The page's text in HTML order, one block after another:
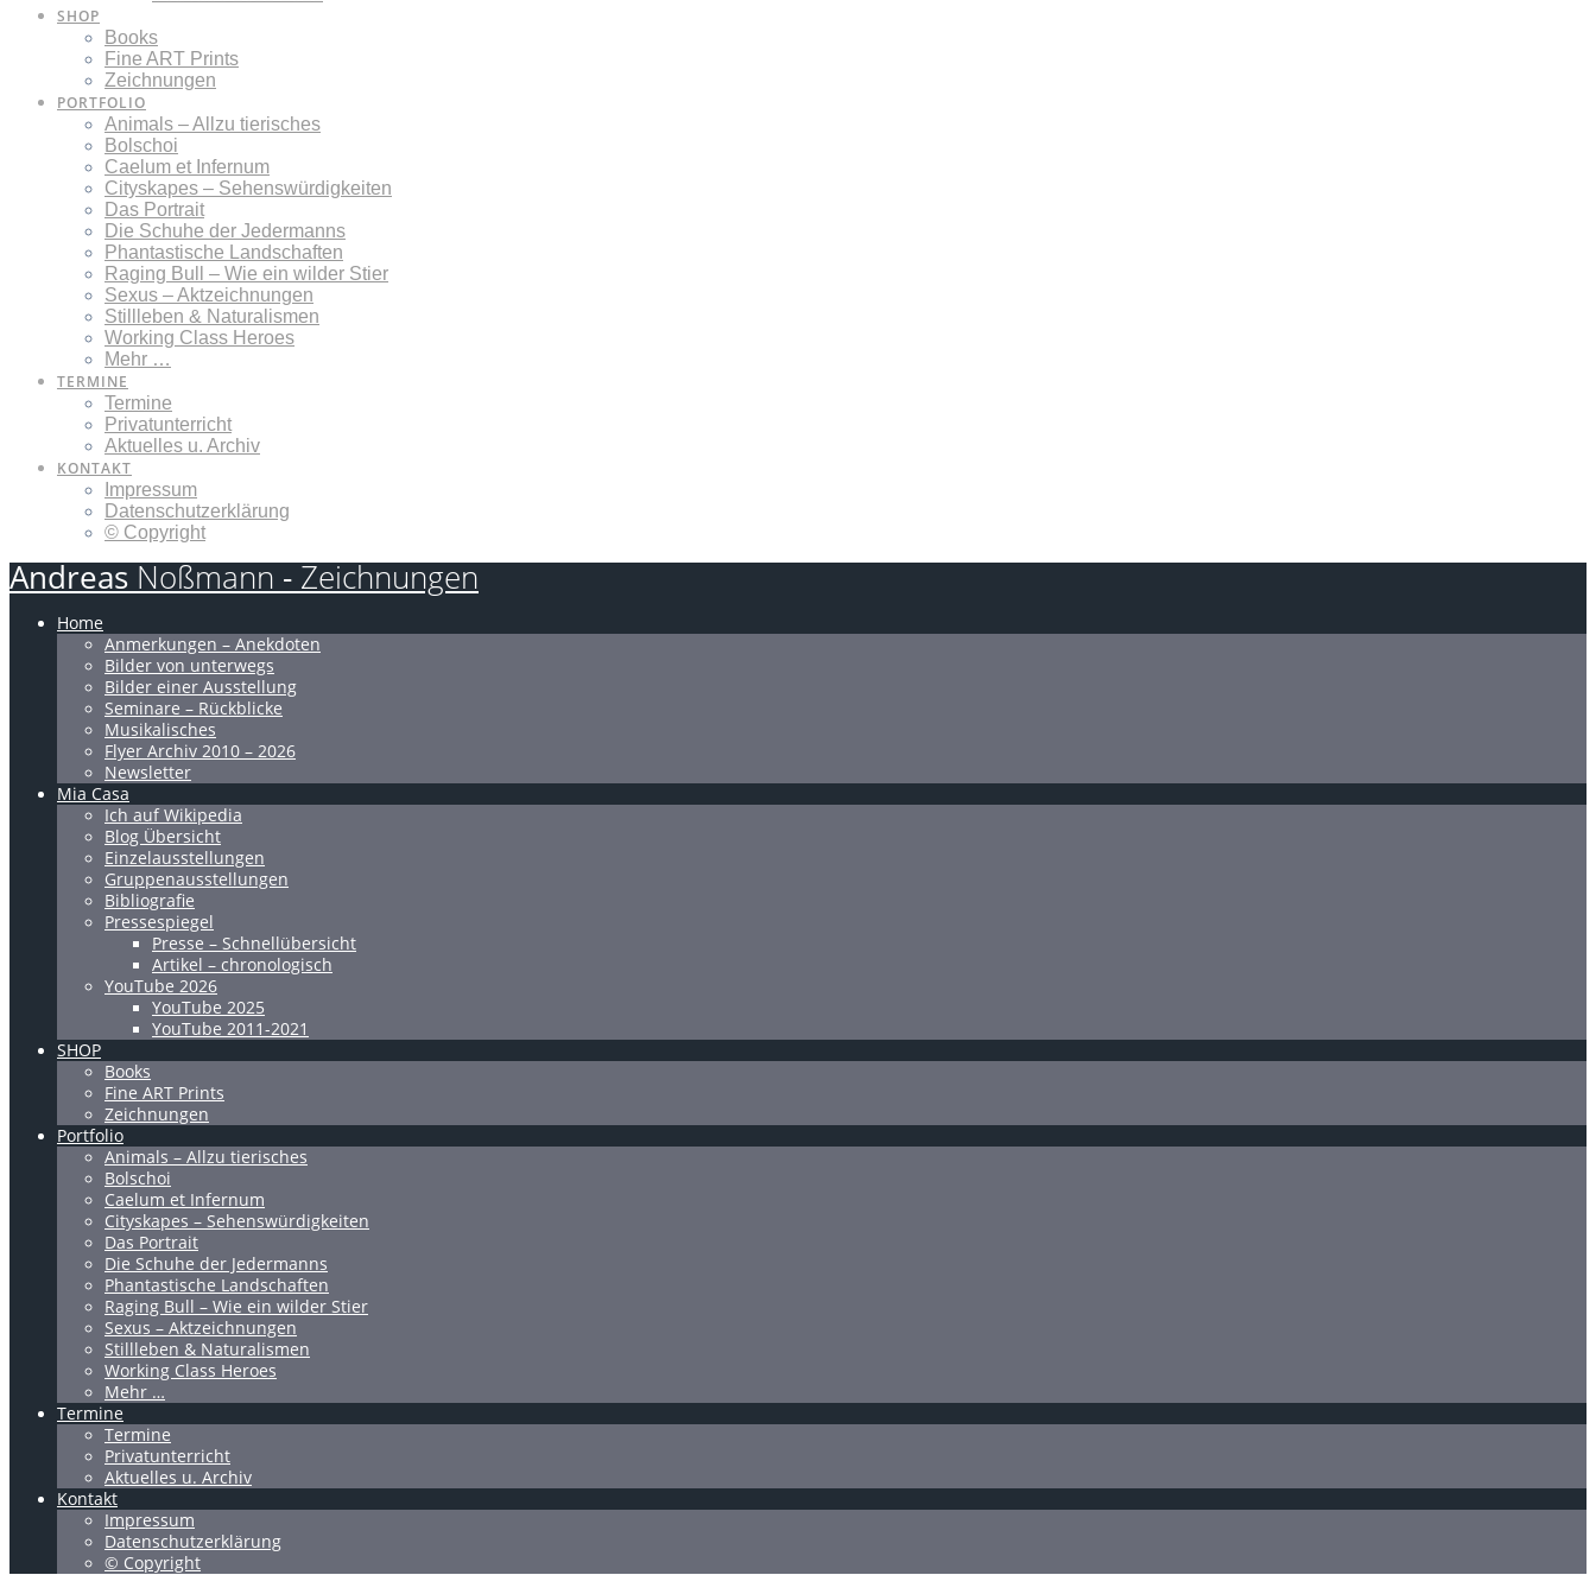
SHOP
Books
Fine ART Prints
Zeichnungen
PORTFOLIO
Animals – Allzu tierisches
Bolschoi
Caelum et Infernum
Cityskapes – Sehenswürdigkeiten
Das Portrait
Die Schuhe der Jedermanns
Phantastische Landschaften
Raging Bull – Wie ein wilder Stier
Sexus – Aktzeichnungen
Stillleben & Naturalismen
Working Class Heroes
Mehr …
TERMINE
Termine
Privatunterricht
Aktuelles u. Archiv
KONTAKT
Impressum
Datenschutzerklärung
© Copyright
Andreas Noßmann - Zeichnungen
Home
Anmerkungen – Anekdoten
Bilder von unterwegs
Bilder einer Ausstellung
Seminare – Rückblicke
Musikalisches
Flyer Archiv 2010 – 2026
Newsletter
Mia Casa
Ich auf Wikipedia
Blog Übersicht
Einzelausstellungen
Gruppenausstellungen
Bibliografie
Pressespiegel
Presse – Schnellübersicht
Artikel – chronologisch
YouTube 2026
YouTube 2025
YouTube 2011-2021
SHOP
Books
Fine ART Prints
Zeichnungen
Portfolio
Animals – Allzu tierisches
Bolschoi
Caelum et Infernum
Cityskapes – Sehenswürdigkeiten
Das Portrait
Die Schuhe der Jedermanns
Phantastische Landschaften
Raging Bull – Wie ein wilder Stier
Sexus – Aktzeichnungen
Stillleben & Naturalismen
Working Class Heroes
Mehr …
Termine
Termine
Privatunterricht
Aktuelles u. Archiv
Kontakt
Impressum
Datenschutzerklärung
© Copyright